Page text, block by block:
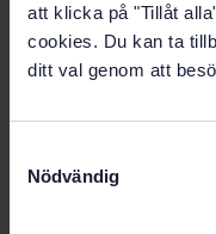
att klicka på "Tillåt
cookies. Du kan ta
ditt val genom att
Nödvändig